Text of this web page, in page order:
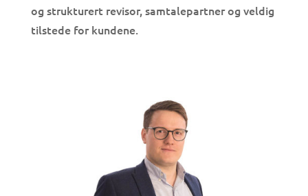
og strukturert revisor, samtalepartner og veldig
tilstede for kundene.